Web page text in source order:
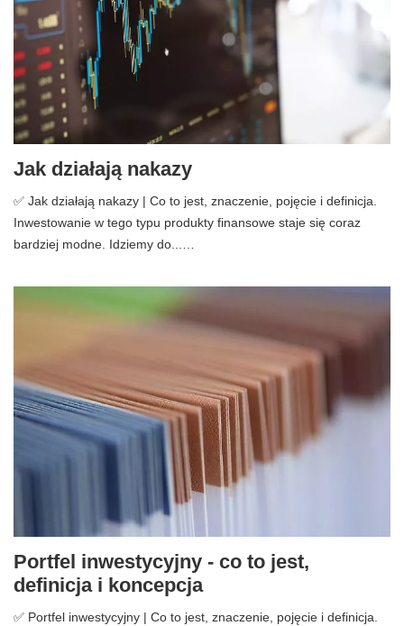
Jak działają nakazy
✅ Jak działają nakazy | Co to jest, znaczenie, pojęcie i definicja.
Inwestowanie w tego typu produkty finansowe staje się coraz
bardziej modne. Idziemy do...…
Portfel inwestycyjny - co to jest,
definicja i koncepcja
✅ Portfel inwestycyjny | Co to jest, znaczenie, pojęcie i definicja.